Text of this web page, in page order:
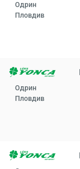
Одрин
Пловдив
Одрин
Пловдив